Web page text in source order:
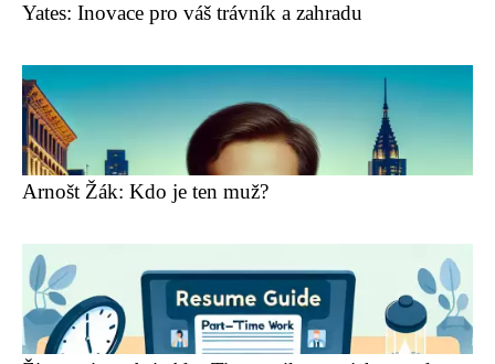
Yates: Inovace pro váš trávník a zahradu
Arnošt Žák: Kdo je ten muž?